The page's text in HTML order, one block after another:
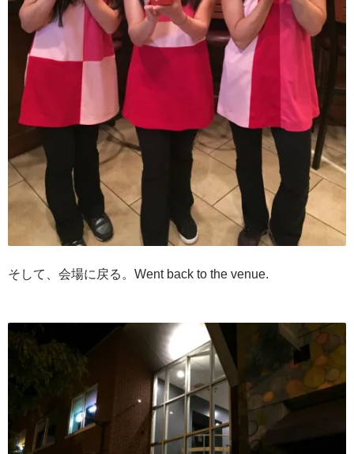
そして、会場に戻る。Went back to the venue.